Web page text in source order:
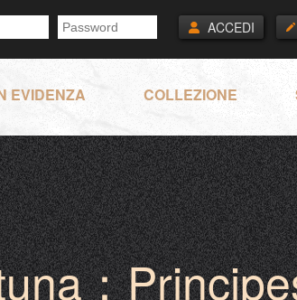
ACCEDI
EVIDENZA COLLEZIONE
：